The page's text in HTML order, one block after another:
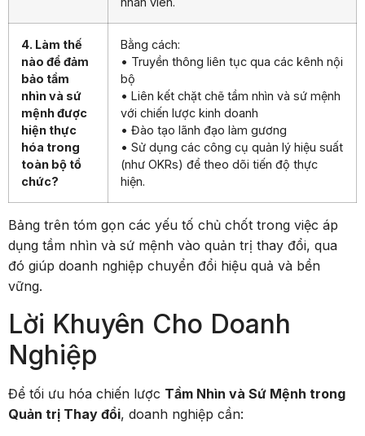
4. Làm thế
nào để đảm
bảo tầm
nhìn và sứ
mệnh được
hiện thực
hóa trong
toàn bộ tổ
chức?
Bằng cách:
• Truyền thông liên tục qua các kênh nội
bộ
• Liên kết chặt chẽ tầm nhìn và sứ mệnh
với chiến lược kinh doanh
• Đào tạo lãnh đạo làm gương
• Sử dụng các công cụ quản lý hiệu suất
(như OKRs) để theo dõi tiến độ thực
hiện.
Bảng trên tóm gọn các yếu tố chủ chốt trong việc áp
dụng tầm nhìn và sứ mệnh vào quản trị thay đổi, qua
đó giúp doanh nghiệp chuyển đổi hiệu quả và bền
vững.
Lời Khuyên Cho Doanh
Nghiệp
Để tối ưu hóa chiến lược Tầm Nhìn và Sứ Mệnh trong
Quản trị Thay đổi, doanh nghiệp cần: